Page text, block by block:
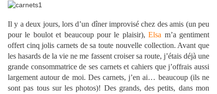
Il y a deux jours, lors d’un dîner improvisé chez des amis (un peu
pour le boulot et beaucoup pour le plaisir),Elsa m’a gentiment
offert cinq jolis carnets de sa toute nouvelle collection. Avant que
les hasards de la vie ne me fassent croiser sa route, j’étais déjà une
grande consommatrice de ses carnets et cahiers que j’offrais aussi
largement autour de moi. Des carnets, j’en ai… beaucoup (ils ne
sont pas tous sur les photos)! Des grands, des petits, dans mon